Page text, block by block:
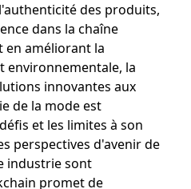
des produits,
dans la chaîne
en améliorant la
environnementale, la
innovantes aux
de la mode est
et les limites à son
perspectives d'avenir de
industrie sont
promet de